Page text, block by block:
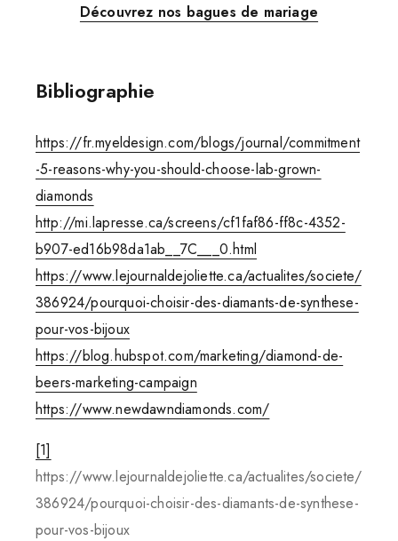
Découvrez nos bagues de mariage
Bibliographie
https://fr.myeldesign.com/blogs/journal/commitment
-5-reasons-why-you-should-choose-lab-grown-
diamonds
http://mi.lapresse.ca/screens/cf1faf86-ff8c-4352-
b907-ed16b98da1ab__7C___0.html
https://www.lejournaldejoliette.ca/actualites/societe/
386924/pourquoi-choisir-des-diamants-de-synthese-
pour-vos-bijoux
https://blog.hubspot.com/marketing/diamond-de-
beers-marketing-campaign
https://www.newdawndiamonds.com/
[1]
https://www.lejournaldejoliette.ca/actualites/societe/
386924/pourquoi-choisir-des-diamants-de-synthese-
pour-vos-bijoux